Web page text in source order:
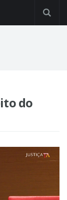
do